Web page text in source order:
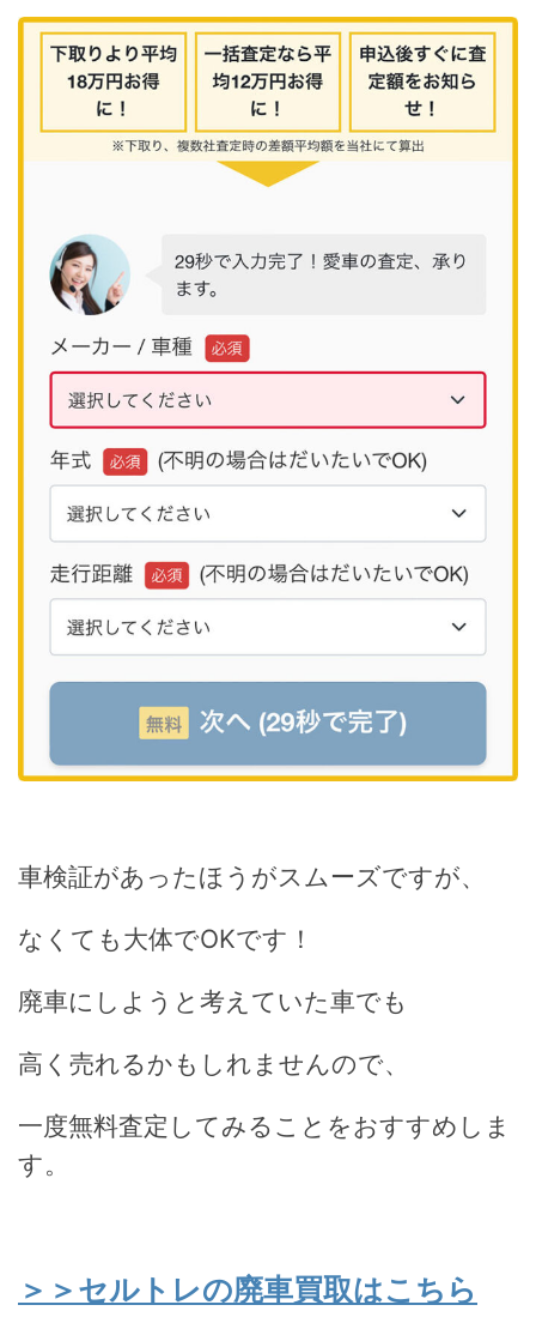
車検証があったほうがスムーズですが、
なくても大体でOKです！
廃車にしようと考えていた車でも
高く売れるかもしれませんので、
一度無料査定してみることをおすすめしま
す。
＞＞セルトレの廃車買取はこちら